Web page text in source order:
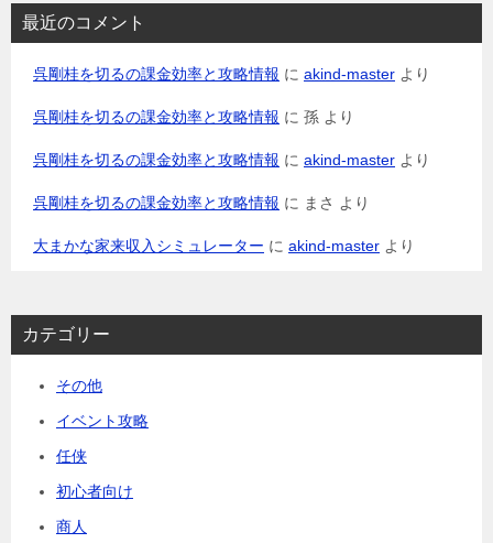
最近のコメント
呉剛桂を切るの課金効率と攻略情報 に akind-master より
呉剛桂を切るの課金効率と攻略情報 に 孫 より
呉剛桂を切るの課金効率と攻略情報 に akind-master より
呉剛桂を切るの課金効率と攻略情報 に まさ より
大まかな家来収入シミュレーター に akind-master より
カテゴリー
その他
イベント攻略
任侠
初心者向け
商人